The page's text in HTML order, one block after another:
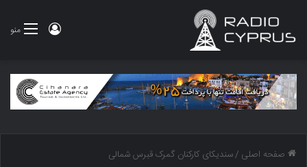
منو ورود
صفحه اصلی /سندیکای کارکنان گمرک قبرس شمالی